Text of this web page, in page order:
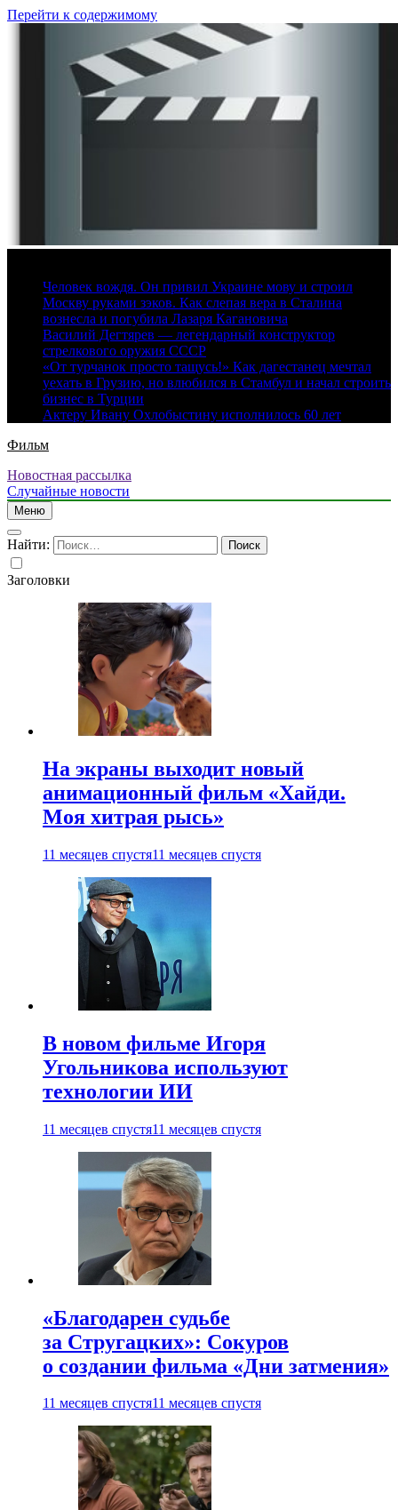
Перейти к содержимому
Человек вождя. Он привил Украине мову и строил
Москву руками зэков. Как слепая вера в Сталина
вознесла и погубила Лазаря Кагановича
Василий Дегтярев — легендарный конструктор
стрелкового оружия СССР
«От турчанок просто тащусь!» Как дагестанец мечтал
уехать в Грузию, но влюбился в Стамбул и начал строить
бизнес в Турции
Актеру Ивану Охлобыстину исполнилось 60 лет
Фильм
Новостная рассылка
Случайные новости
Меню
Найти:
Заголовки
На экраны выходит новый
анимационный фильм «Хайди.
Моя хитрая рысь»
11 месяцев спустя11 месяцев спустя
В новом фильме Игоря
Угольникова используют
технологии ИИ
11 месяцев спустя11 месяцев спустя
«Благодарен судьбе
за Стругацких»: Сокуров
о создании фильма «Дни затмения»
11 месяцев спустя11 месяцев спустя